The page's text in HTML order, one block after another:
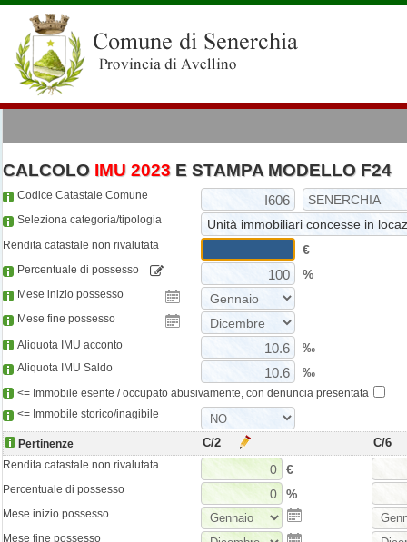
CALCOLO IMU 2023E STAMPA MODELLO F24
Codice Catastale Comune
Seleziona categoria/tipologia
Rendita catastale non rivalutata
€
Percentuale di possesso %
Mese inizio possesso
Mese fine possesso
Aliquota IMU acconto ‰
Aliquota IMU Saldo ‰
<= Immobile esente / occupato abusivamente, con denuncia presentata
<= Immobile storico/inagibile
Pertinenze C/2 C/6
Rendita catastale non rivalutata €
Percentuale di possesso %
Mese inizio possesso
Mese fine possesso